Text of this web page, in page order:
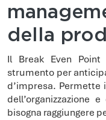
della
Il Break Even
strumento per
d’impresa.
bisogna raggiungere